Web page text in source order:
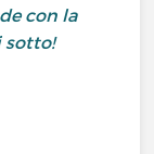
con la
sotto!